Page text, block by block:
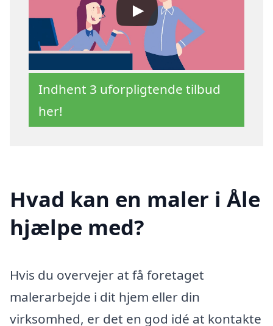
Indhent 3 uforpligtende tilbud
her!
Hvad kan en maler i Åle
hjælpe med?
Hvis du overvejer at få foretaget
malerarbejde i dit hjem eller din
virksomhed, er det en god idé at kontakte